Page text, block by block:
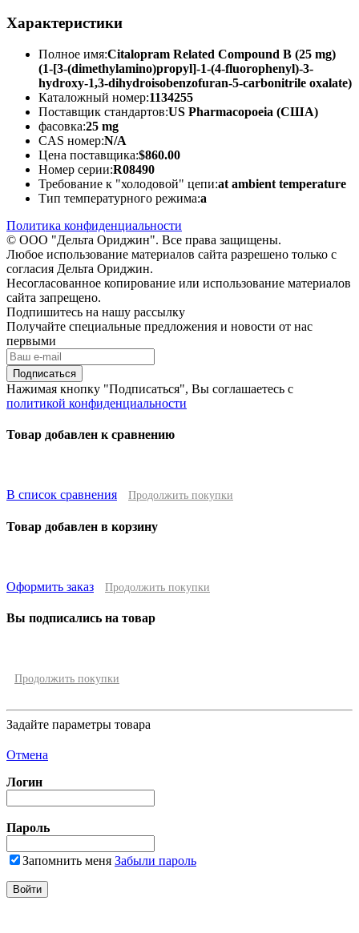
Характеристики
Полное имя:Citalopram Related Compound B (25 mg)
(1-[3-(dimethylamino)propyl]-1-(4-fluorophenyl)-3-
hydroxy-1,3-dihydroisobenzofuran-5-carbonitrile oxalate)
Каталожный номер:1134255
Поставщик стандартов:US Pharmacopoeia (США)
фасовка:25 mg
CAS номер:N/A
Цена поставщика:$860.00
Номер серии:R08490
Требование к "холодовой" цепи:at ambient temperature
Тип температурного режима:a
Политика конфиденциальности
© ООО "Дельта Ориджин". Все права защищены.
Любое использование материалов сайта разрешено только с
согласия Дельта Ориджин.
Несогласованное копирование или использование материалов
сайта запрещено.
Подпишитесь на нашу рассылку
Получайте специальные предложения и новости от нас
первыми
Подписаться
Нажимая кнопку "Подписаться", Вы соглашаетесь с
политикой конфиденциальности
Товар добавлен к сравнению
В список сравнения Продолжить покупки
Товар добавлен в корзину
Оформить заказ Продолжить покупки
Вы подписались на товар
Продолжить покупки
Задайте параметры товара
Отмена
Логин
Пароль
Запомнить меня Забыли пароль